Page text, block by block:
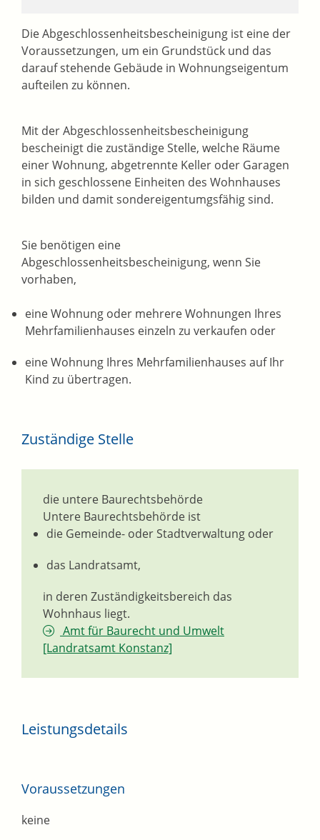
Die Abgeschlossenheitsbescheinigung ist eine der
Voraussetzungen, um ein Grundstück und das
darauf stehende Gebäude in Wohnungseigentum
aufteilen zu können.
Mit der Abgeschlossenheitsbescheinigung
bescheinigt die zuständige Stelle, welche Räume
einer Wohnung, abgetrennte Keller oder Garagen
in sich geschlossene Einheiten des Wohnhauses
bilden und damit sondereigentumgsfähig sind.
Sie benötigen eine
Abgeschlossenheitsbescheinigung, wenn Sie
vorhaben,
eine Wohnung oder mehrere Wohnungen Ihres
Mehrfamilienhauses einzeln zu verkaufen oder
eine Wohnung Ihres Mehrfamilienhauses auf Ihr
Kind zu übertragen.
Zuständige Stelle
die untere Baurechtsbehörde
Untere Baurechtsbehörde ist
die Gemeinde- oder Stadtverwaltung oder
das Landratsamt,
in deren Zuständigkeitsbereich das
Wohnhaus liegt.
Amt für Baurecht und Umwelt
[Landratsamt Konstanz]
Leistungsdetails
Voraussetzungen
keine